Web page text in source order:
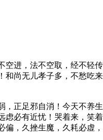
，法不空取，经不轻
尚无儿孝子多，不愁吃
足邪自消！今天不养
必有近忧！哭着来，笑
，久挫生魔，久耗必虚